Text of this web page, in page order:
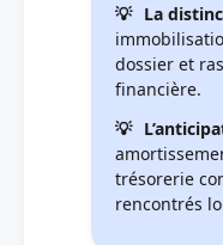
La
dossier et
financière.
trésorerie
rencontrés